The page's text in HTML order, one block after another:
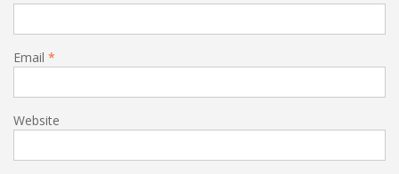
Email *
Website